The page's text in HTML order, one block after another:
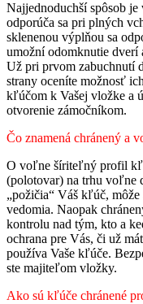
Najjednoduchší spôsob
odporúča sa pri plných
sklenenou výplňou sa
umožní odomknutie
Už pri prvom zabuchnutí
strany oceníte možnosť
kľúčom k Vašej vložke a
otvorenie zámočníkom.
Čo znamená chránený a
O voľne šíriteľný profil
(polotovar) na trhu voľne
„požičia“ Váš kľúč,
vedomia. Naopak
kontrolu nad tým, kto a
ochrana pre Vás, či už
používa Vaše kľúče.
ste majiteľom vložky.
Ako sú kľúče chránené